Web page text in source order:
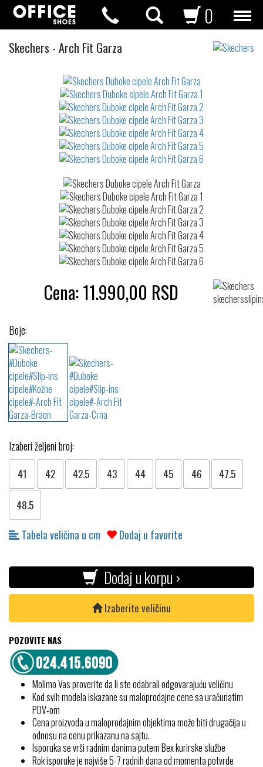
0
Skechers Duboke
- Arch Fit Garza
waterrepellent
Cena:11.990,00 RSD
Boje:
Izaberi željeni broj:
41 42 42.5 43 44 45 46 47.5
48.5
Tabela veličina u cm Dodaj u favorite
Dodaj u korpu ›
Izaberite veličinu
POZOVITE NAS
Molimo Vas proverite da li ste odabrali odgovarajuću veličinu
Kod svih modela iskazane su maloprodajne cene sa uračunatim
PDV-om
Cena proizvoda u maloprodajnim objektima može biti drugačija u
odnosu na cenu prikazanu na sajtu.
Isporuka se vrši radnim danima putem Bex kurirske službe
Rok isporuke je najviše 5-7 radnih dana od momenta potvrde